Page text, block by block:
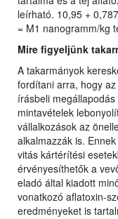
leírható. 10,95 +
= M1 nanogramm/kg
Mire figyeljünk
A takarmányok
fordítani arra, hogy
írásbeli
mintavételek
vállalkozások az
alkalmazzák is.
vitás kártérítési
érvényesíthetők a
eladó által kiadott
vonatkozó aflatoxin-
eredményeket is